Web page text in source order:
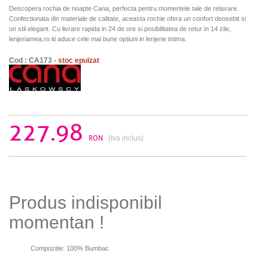
Descopera rochia de noapte Cana, perfecta pentru momentele tale de relaxare.
Confectionata din materiale de calitate, aceasta rochie ofera un confort deosebit si
un stil elegant. Cu livrare rapida in 24 de ore si posibilitatea de retur in 14 zile,
lenjeriamea.ro iti aduce cele mai bune optiuni in lenjerie intima.
Cod : CA173 - stoc epuizat
227.98 RON (tva inclus)
Produs indisponibil
momentan !
Compozitie: 100% Bumbac